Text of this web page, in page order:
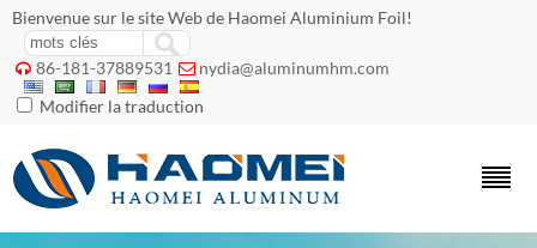
Bienvenue sur le site Web de Haomei Aluminium Foil!
 86-181-37889531  nydia@aluminumhm.com
Modifier la traduction